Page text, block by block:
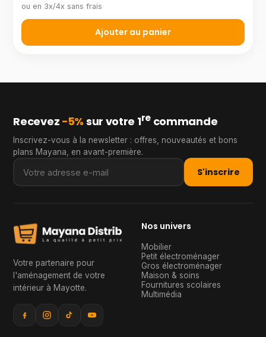
ou en 3x/4x sans frais
Ajouter au panier
Recevez −5% sur votre 1recommande
Inscrivez-vous à la newsletter : offres, nouveautés et bons
plans Mayana, en avant-première.
S'inscrire
Votre partenaire pour
l'aménagement de votre
intérieur à Mayotte.
Nos univers
Mobilier
Petit électroménager
Gros électroménager
Maison & soins
Fournitures scolaires
Multimédia